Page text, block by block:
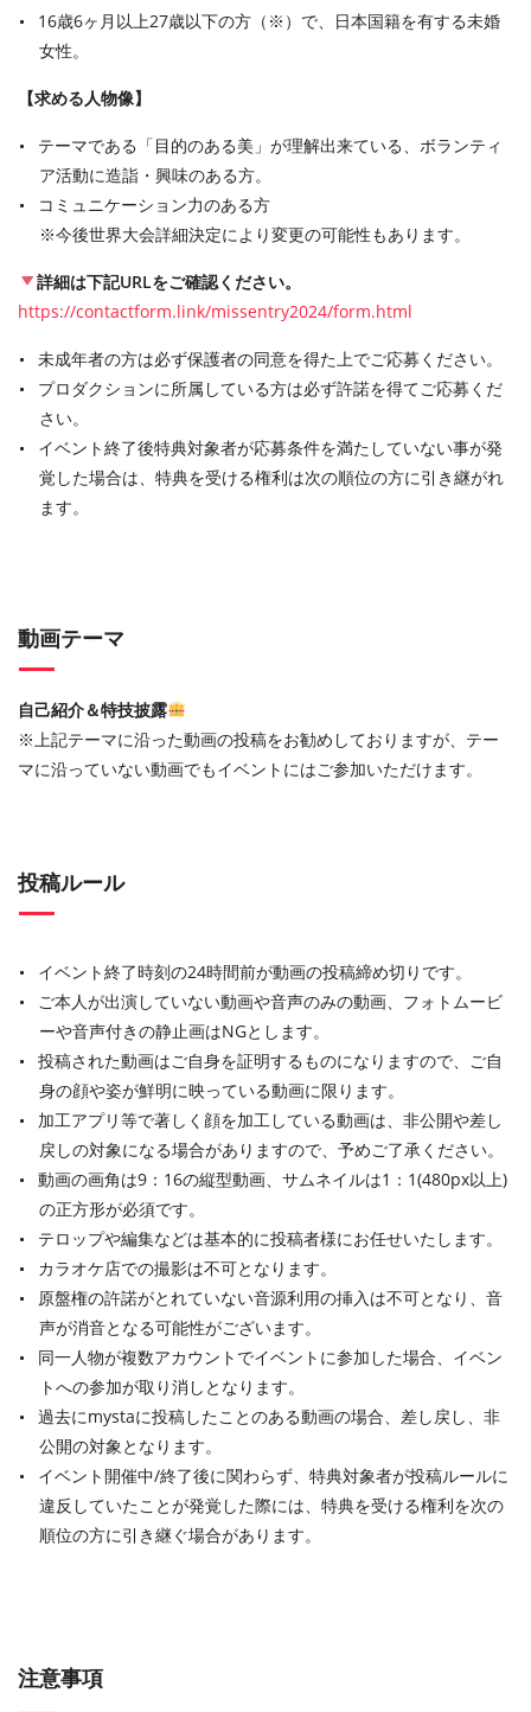
16歳6ヶ月以上27歳以下の方（※）で、日本国籍を有する未婚
女性。
【求める人物像】
テーマである「目的のある美」が理解出来ている、ボランティ
ア活動に造詣・興味のある方。
コミュニケーション力のある方
※今後世界大会詳細決定により変更の可能性もあります。
詳細は下記URLをご確認ください。
https://contactform.link/missentry2024/form.html
未成年者の方は必ず保護者の同意を得た上でご応募ください。
プロダクションに所属している方は必ず許諾を得てご応募くだ
さい。
イベント終了後特典対象者が応募条件を満たしていない事が発
覚した場合は、特典を受ける権利は次の順位の方に引き継がれ
ます。
動画テーマ
自己紹介＆特技披露
※上記テーマに沿った動画の投稿をお勧めしておりますが、テー
マに沿っていない動画でもイベントにはご参加いただけます。
投稿ルール
イベント終了時刻の24時間前が動画の投稿締め切りです。
ご本人が出演していない動画や音声のみの動画、フォトムービ
ーや音声付きの静止画はNGとします。
投稿された動画はご自身を証明するものになりますので、ご自
身の顔や姿が鮮明に映っている動画に限ります。
加工アプリ等で著しく顔を加工している動画は、非公開や差し
戻しの対象になる場合がありますので、予めご了承ください。
動画の画角は9：16の縦型動画、サムネイルは1：1(480px以上)
の正方形が必須です。
テロップや編集などは基本的に投稿者様にお任せいたします。
カラオケ店での撮影は不可となります。
原盤権の許諾がとれていない音源利用の挿入は不可となり、音
声が消音となる可能性がございます。
同一人物が複数アカウントでイベントに参加した場合、イベン
トへの参加が取り消しとなります。
過去にmystaに投稿したことのある動画の場合、差し戻し、非
公開の対象となります。
イベント開催中/終了後に関わらず、特典対象者が投稿ルールに
違反していたことが発覚した際には、特典を受ける権利を次の
順位の方に引き継ぐ場合があります。
注意事項